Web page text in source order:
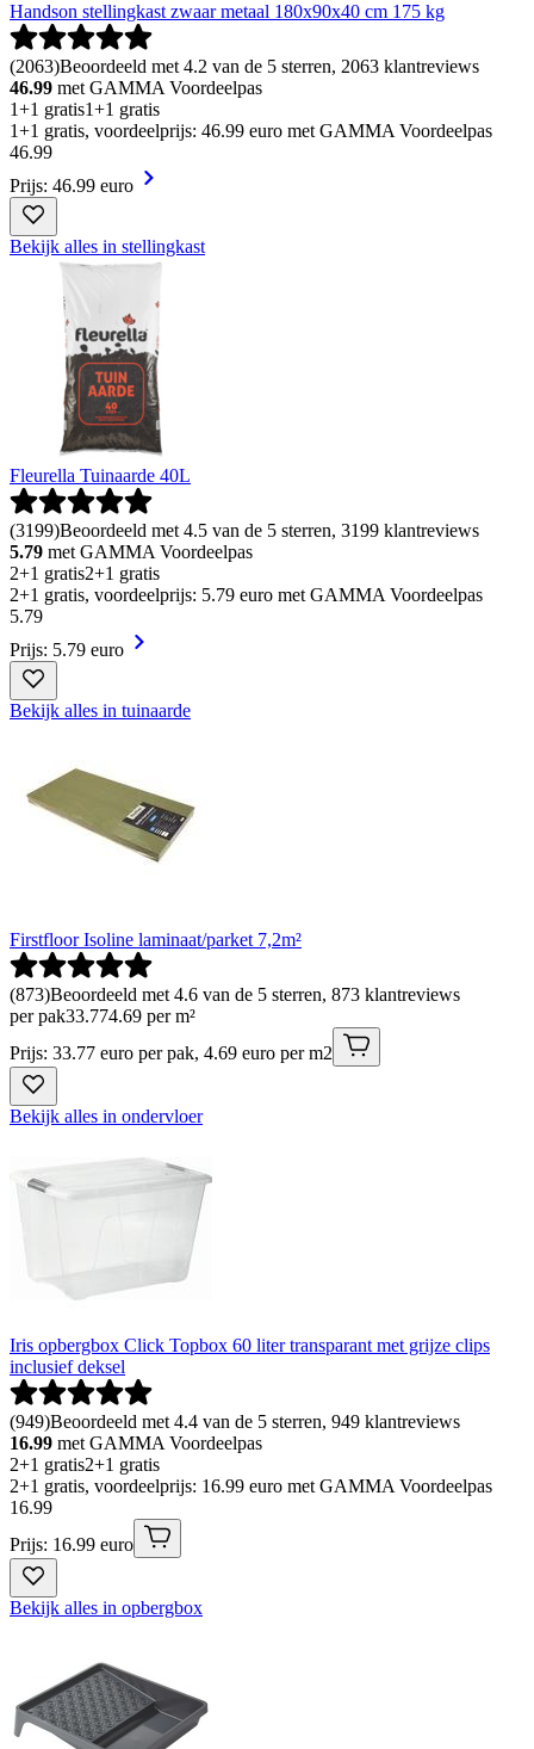
Handson stellingkast zwaar metaal 180x90x40 cm 175 kg
(2063)Beoordeeld met 4.2 van de 5 sterren, 2063 klantreviews
46.99 met GAMMA Voordeelpas
1+1 gratis1+1 gratis
1+1 gratis, voordeelprijs: 46.99 euro met GAMMA Voordeelpas
46.99
Prijs: 46.99 euro
Bekijk alles in stellingkast
Fleurella Tuinaarde 40L
(3199)Beoordeeld met 4.5 van de 5 sterren, 3199 klantreviews
5.79 met GAMMA Voordeelpas
2+1 gratis2+1 gratis
2+1 gratis, voordeelprijs: 5.79 euro met GAMMA Voordeelpas
5.79
Prijs: 5.79 euro
Bekijk alles in tuinaarde
Firstfloor Isoline laminaat/parket 7,2m²
(873)Beoordeeld met 4.6 van de 5 sterren, 873 klantreviews
per pak33.774.69 per m²
Prijs: 33.77 euro per pak, 4.69 euro per m2
Bekijk alles in ondervloer
Iris opbergbox Click Topbox 60 liter transparant met grijze clips
inclusief deksel
(949)Beoordeeld met 4.4 van de 5 sterren, 949 klantreviews
16.99 met GAMMA Voordeelpas
2+1 gratis2+1 gratis
2+1 gratis, voordeelprijs: 16.99 euro met GAMMA Voordeelpas
16.99
Prijs: 16.99 euro
Bekijk alles in opbergbox